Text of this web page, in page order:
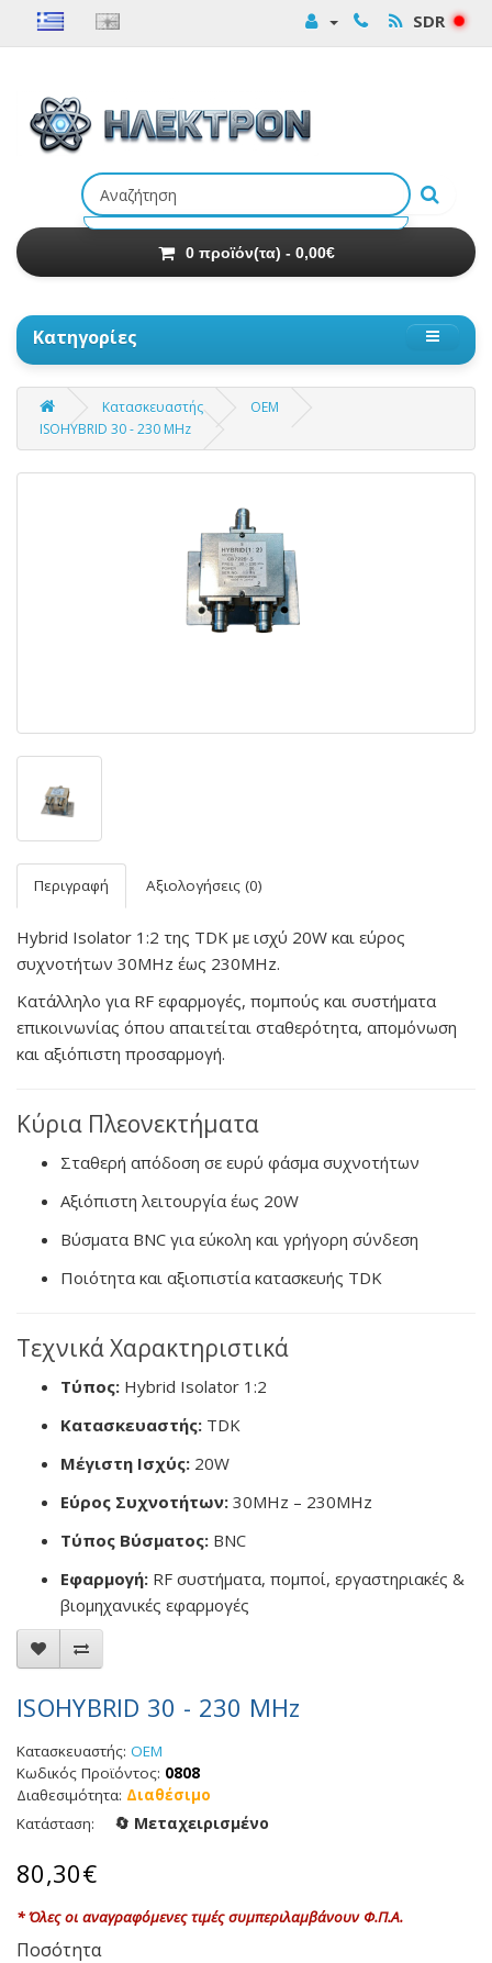
SDR
0 προϊόν(τα) - 0,00€
Κατηγορίες
Κατασκευαστής
OEM
ISOHYBRID 30 - 230 MHz
Περιγραφή Αξιολογήσεις (0)
Hybrid Isolator 1:2 της TDK με ισχύ 20W και εύρος
συχνοτήτων 30MHz έως 230MHz.
Κατάλληλο για RF εφαρμογές, πομπούς και συστήματα
επικοινωνίας όπου απαιτείται σταθερότητα, απομόνωση
και αξιόπιστη προσαρμογή.
Κύρια Πλεονεκτήματα
Σταθερή απόδοση σε ευρύ φάσμα συχνοτήτων
Αξιόπιστη λειτουργία έως 20W
Βύσματα BNC για εύκολη και γρήγορη σύνδεση
Ποιότητα και αξιοπιστία κατασκευής TDK
Τεχνικά Χαρακτηριστικά
Τύπος: Hybrid Isolator 1:2
Κατασκευαστής: TDK
Μέγιστη Ισχύς: 20W
Εύρος Συχνοτήτων: 30MHz – 230MHz
Τύπος Βύσματος: BNC
Εφαρμογή: RF συστήματα, πομποί, εργαστηριακές &
βιομηχανικές εφαρμογές
ISOHYBRID 30 - 230 MHz
Κατασκευαστής: OEM
Κωδικός Προϊόντος: 0808
Διαθεσιμότητα: Διαθέσιμο
Κατάσταση:
🔄 Μεταχειρισμένο
80,30€
* Όλες οι αναγραφόμενες τιμές συμπεριλαμβάνουν Φ.Π.Α.
Ποσότητα